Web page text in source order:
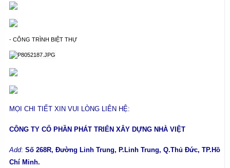
- CÔNG TRÌNH BIỆT THỰ
MỌI CHI TIẾT XIN VUI LÒNG LIÊN HỆ:
CÔNG TY CỔ PHẦN PHÁT TRIỂN XÂY DỰNG NHÀ VIỆT
Add: Số 268R, Đường Linh Trung, P.Linh Trung, Q.Thủ Đức, TP.Hồ
Chí Minh.